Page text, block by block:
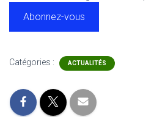
Abonnez-vous
Catégories : ACTUALITÉS